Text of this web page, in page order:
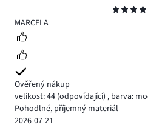
5
MARCELA
Ověřený nákup
velikost: 44 (odpovídající) , barva:
Pohodlné, příjemný materiál
2026-07-21